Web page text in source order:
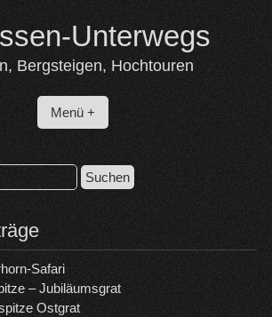
Unterwegs
Bergsteigen, Hochtouren
Menü +
Safari
– Jubiläumsgrat
Ostgrat